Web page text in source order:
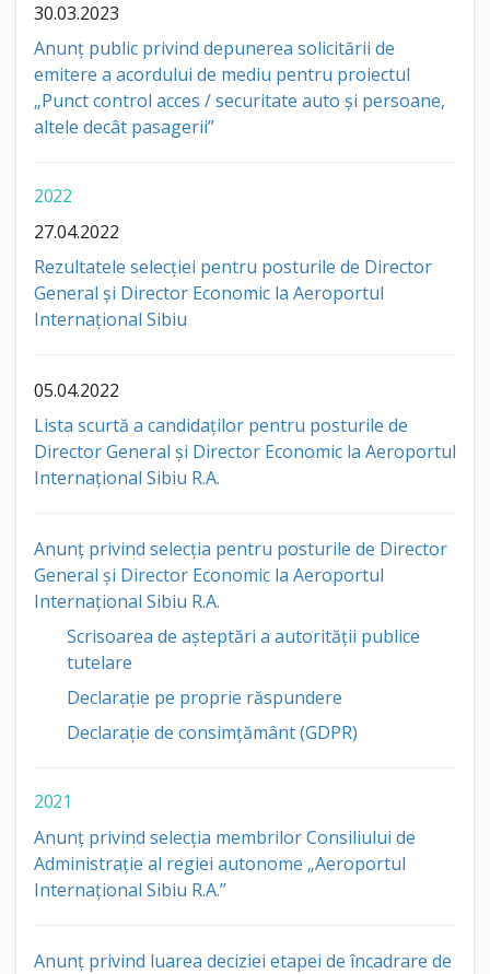
30.03.2023
Anunț public privind depunerea solicitării de
emitere a acordului de mediu pentru proiectul
„Punct control acces / securitate auto și persoane,
altele decât pasagerii”
2022
27.04.2022
Rezultatele selecției pentru posturile de Director
General și Director Economic la Aeroportul
Internațional Sibiu
05.04.2022
Lista scurtă a candidaților pentru posturile de
Director General și Director Economic la Aeroportul
Internațional Sibiu R.A.
Anunț privind selecția pentru posturile de Director
General și Director Economic la Aeroportul
Internațional Sibiu R.A.
Scrisoarea de așteptări a autorității publice
tutelare
Declarație pe proprie răspundere
Declarație de consimțământ (GDPR)
2021
Anunț privind selecția membrilor Consiliului de
Administrație al regiei autonome „Aeroportul
Internațional Sibiu R.A.”
Anunț privind luarea deciziei etapei de încadrare de